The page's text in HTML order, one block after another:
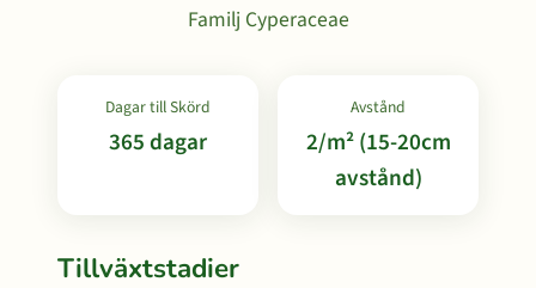
Familj Cyperaceae
Dagar till Skörd
365 dagar
Avstånd
2/m² (15-20cm
avstånd)
Tillväxtstadier